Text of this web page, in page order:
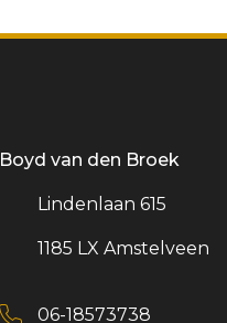
Boyd van den Broek
Lindenlaan 615
1185 LX Amstelveen
06-18573738